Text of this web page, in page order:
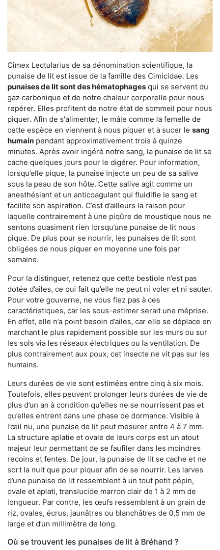
Cimex Lectularius de sa dénomination scientifique, la
punaise de lit est issue de la famille des Cimicidae. Les
punaises de lit sont des hématophages qui se servent du
gaz carbonique et de notre chaleur corporelle pour nous
repérer. Elles profitent de notre état de sommeil pour nous
piquer. Afin de s'alimenter, le mâle comme la femelle de
cette espèce en viennent à nous piquer et à sucer le sang
humain pendant approximativement trois à quinze
minutes. Après avoir ingéré notre sang, la punaise de lit se
cache quelques jours pour le digérer. Pour information,
lorsqu’elle pique, la punaise injecte un peu de sa salive
sous la peau de son hôte. Cette salive agit comme un
anesthésiant et un anticoagulant qui fluidifie le sang et
facilite son aspiration. C’est d’ailleurs la raison pour
laquelle contrairement à une piqûre de moustique nous ne
sentons quasiment rien lorsqu’une punaise de lit nous
pique. De plus pour se nourrir, les punaises de lit sont
obligées de nous piquer en moyenne une fois par
semaine.
Pour la distinguer, retenez que cette bestiole n’est pas
dotée d’ailes, ce qui fait qu’elle ne peut ni voler et ni sauter.
Pour votre gouverne, ne vous fiez pas à ces
caractéristiques, car les sous-estimer serait une méprise.
En effet, elle n’a point besoin d’ailes, car elle se déplace en
marchant le plus rapidement possible sur les murs ou sur
les sols via les réseaux électriques ou la ventilation. De
plus contrairement aux poux, cet insecte ne vit pas sur les
humains.
Leurs durées de vie sont estimées entre cinq à six mois.
Toutefois, elles peuvent prolonger leurs durées de vie de
plus d’un an à condition qu’elles ne se nourrissent pas et
qu’elles entrent dans une phase de dormance. Visible à
l’œil nu, une punaise de lit peut mesurer entre 4 à 7 mm.
La structure aplatie et ovale de leurs corps est un atout
majeur leur permettant de se faufiler dans les moindres
recoins et fentes. De jour, la punaise de lit se cache et ne
sort la nuit que pour piquer afin de se nourrir. Les larves
d’une punaise de lit ressemblent à un tout petit pépin,
ovale et aplati, translucide marron clair de 1 à 2 mm de
longueur. Par contre, les œufs ressemblent à un grain de
riz, ovales, écrus, jaunâtres ou blanchâtres de 0,5 mm de
large et d’un millimètre de long.
Où se trouvent les punaises de lit à Bréhand ?